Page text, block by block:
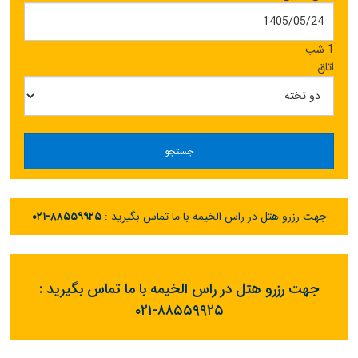
1 شب
اتاق
جستجو
جهت رزرو هتل در راس الخیمه با ما تماس بگیرید :۰۲۱-۸۸۵۵۹۹۲۵
جهت رزرو هتل در راس الخیمه با ما تماس بگیرید :
۰۲۱-۸۸۵۵۹۹۲۵